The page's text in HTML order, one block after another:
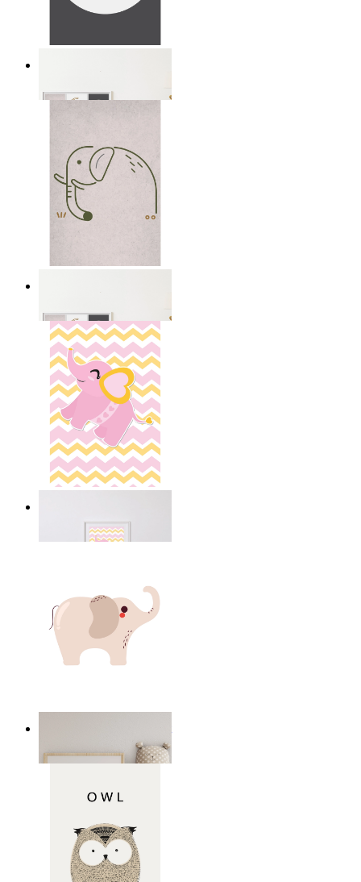
Från 149 kr
Från 149 kr
149 kr
Från 149 kr